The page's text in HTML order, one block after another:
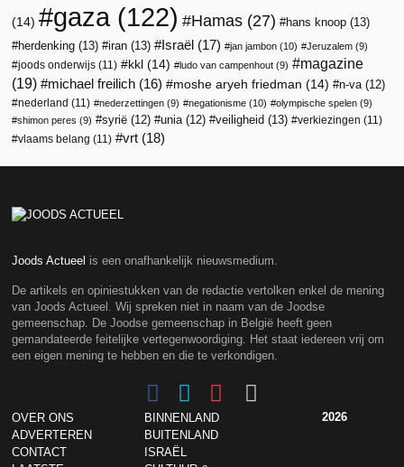
(14) gaza(122) Hamas (27) hans knoop (13)
herdenking (13) iran (13) Israël (17) jan jambon (10) Jeruzalem (9)
joods onderwijs (11) kkl (14) ludo van campenhout (9)
magazine
(19)
michael freilich (16) moshe aryeh friedman (14) n-va (12)
nederland (11) nederzettingen (9) negationisme (10) olympische spelen (9)
shimon peres (9) syrië (12) unia (12) veiligheid (13) verkiezingen (11)
vlaams belang (11) vrt (18)
Joods Actueel is een onafhankelijk nieuwsmedium.
De artikels en opiniestukken van de redactie vertolken enkel de mening
van Joods Actueel. Wij spreken niet in naam van de Joodse
gemeenschap. De Joodse gemeenschap in België heeft geen
gemandateerde feitelijke vertegenwoordiging. Het staat iedereen vrij om
een eigen mening te hebben en die te verkondigen.
OVER ONS
ADVERTEREN
CONTACT
BINNENLAND
BUITENLAND
ISRAËL
2026